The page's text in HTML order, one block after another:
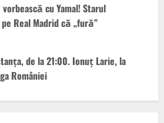
cu Yamal! Starul
Real Madrid că „fură”
de la 21:00. Ionuț Larie, la
României